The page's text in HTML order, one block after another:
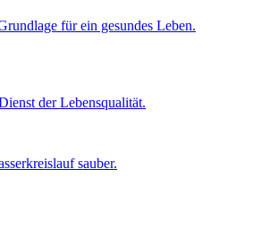
für ein gesundes Leben.
der Lebensqualität.
sauber.